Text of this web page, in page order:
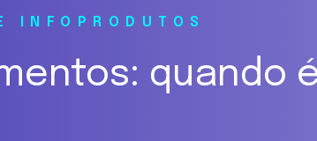
INFOPRODUTOS
quando